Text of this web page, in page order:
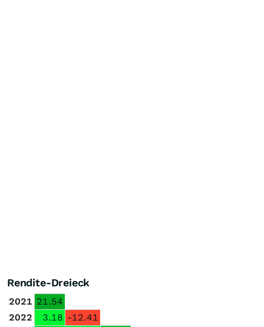
Rendite-Dreieck
2021 21.54
2022
3.18 -12.41